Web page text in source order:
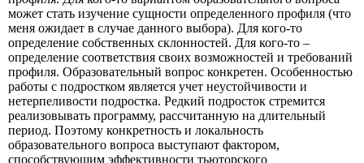
может стать изучение сущности определенного профиля (что
меня ожидает в случае данного выбора). Для кого-то
определение собственных склонностей. Для кого-то –
определение соответствия своих возможностей и требований
профиля. Образовательный вопрос конкретен. Особенностью
работы с подростком является учет неустойчивости и
нетерпеливости подростка. Редкий подросток стремится
реализовывать программу, рассчитанную на длительный
период. Поэтому конкретность и локальность
образовательного вопроса выступают фактором,
способствующим эффективности тьюторского